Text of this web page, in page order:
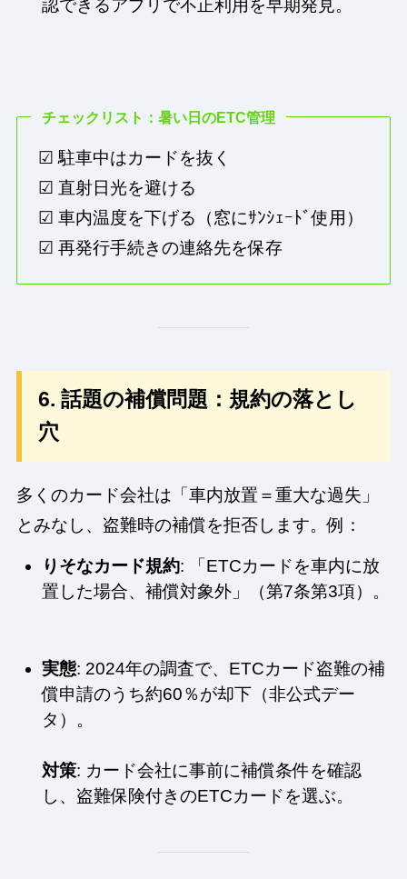
認できるアプリで不正利用を早期発見。
チェックリスト：暑い日のETC管理
☑ 駐車中はカードを抜く
☑ 直射日光を避ける
☑ 車内温度を下げる（窓にｻﾝｼｪｰﾄﾞ使用）
☑ 再発行手続きの連絡先を保存
6. 話題の補償問題：規約の落とし
穴
多くのカード会社は「車内放置＝重大な過失」
とみなし、盗難時の補償を拒否します。例：
りそなカード規約: 「ETCカードを車内に放
置した場合、補償対象外」（第7条第3項）。
実態: 2024年の調査で、ETCカード盗難の補
償申請のうち約60％が却下（非公式デー
タ）。
対策: カード会社に事前に補償条件を確認
し、盗難保険付きのETCカードを選ぶ。